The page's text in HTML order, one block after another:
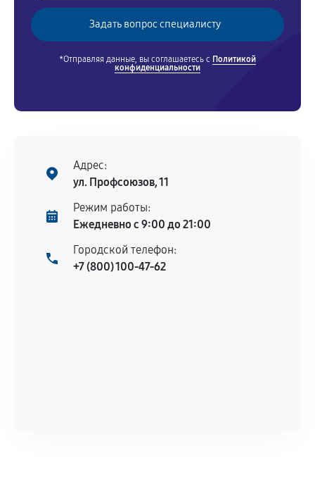
*Отправляя данные, вы соглашаетесь с Политикой
конфиденциальности
Адрес:
ул. Профсоюзов, 11
Режим работы:
Ежедневно с 9:00 до 21:00
Городской телефон:
+7 (800) 100-47-62